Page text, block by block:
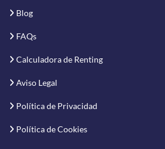
Blog
FAQs
Calculadora de Renting
Aviso Legal
Política de Privacidad
Política de Cookies